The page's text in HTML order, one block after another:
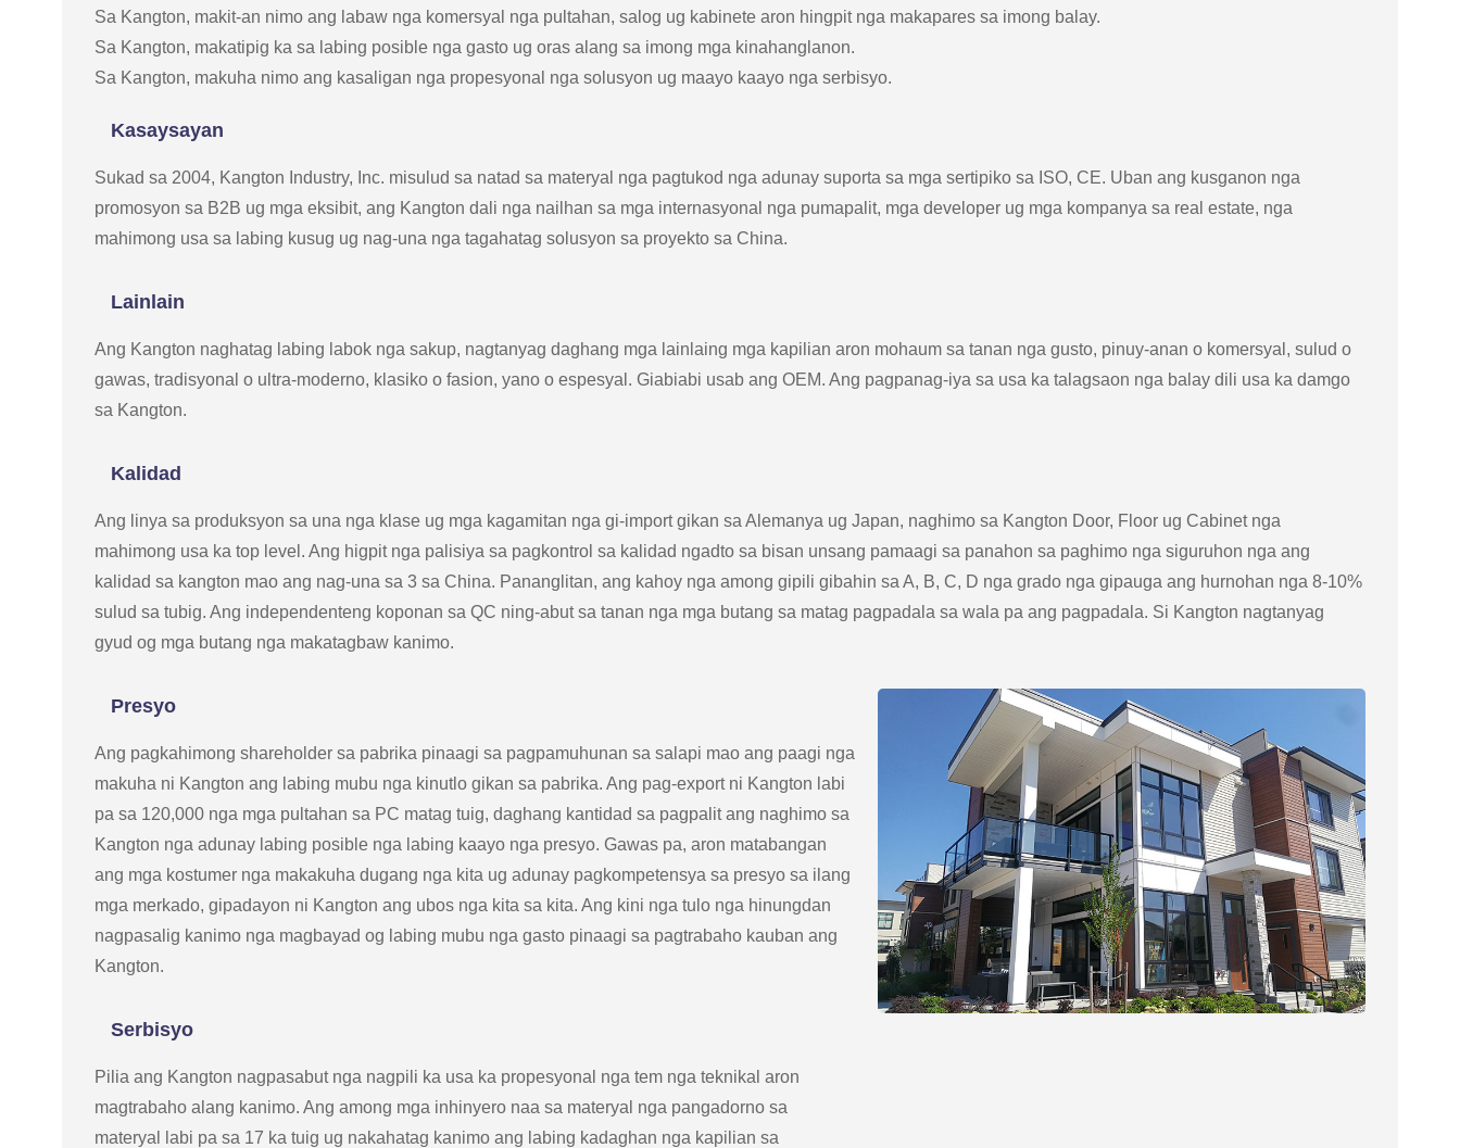
Sa Kangton, makit-an nimo ang labaw nga komersyal nga pultahan, salog ug kabinete aron hingpit nga makapares sa imong balay.
Sa Kangton, makatipig ka sa labing posible nga gasto ug oras alang sa imong mga kinahanglanon.
Sa Kangton, makuha nimo ang kasaligan nga propesyonal nga solusyon ug maayo kaayo nga serbisyo.
Kasaysayan
Sukad sa 2004, Kangton Industry, Inc. misulud sa natad sa materyal nga pagtukod nga adunay suporta sa mga sertipiko sa ISO, CE. Uban ang kusganon nga
promosyon sa B2B ug mga eksibit, ang Kangton dali nga nailhan sa mga internasyonal nga pumapalit, mga developer ug mga kompanya sa real estate, nga
mahimong usa sa labing kusug ug nag-una nga tagahatag solusyon sa proyekto sa China.
Lainlain
Ang Kangton naghatag labing labok nga sakup, nagtanyag daghang mga lainlaing mga kapilian aron mohaum sa tanan nga gusto, pinuy-anan o komersyal, sulud o
gawas, tradisyonal o ultra-moderno, klasiko o fasion, yano o espesyal. Giabiabi usab ang OEM. Ang pagpanag-iya sa usa ka talagsaon nga balay dili usa ka damgo
sa Kangton.
Kalidad
Ang linya sa produksyon sa una nga klase ug mga kagamitan nga gi-import gikan sa Alemanya ug Japan, naghimo sa Kangton Door, Floor ug Cabinet nga
mahimong usa ka top level. Ang higpit nga palisiya sa pagkontrol sa kalidad ngadto sa bisan unsang pamaagi sa panahon sa paghimo nga siguruhon nga ang
kalidad sa kangton mao ang nag-una sa 3 sa China. Pananglitan, ang kahoy nga among gipili gibahin sa A, B, C, D nga grado nga gipauga ang hurnohan nga 8-10%
sulud sa tubig. Ang independenteng koponan sa QC ning-abut sa tanan nga mga butang sa matag pagpadala sa wala pa ang pagpadala. Si Kangton nagtanyag
gyud og mga butang nga makatagbaw kanimo.
Presyo
Ang pagkahimong shareholder sa pabrika pinaagi sa pagpamuhunan sa salapi mao ang paagi nga
makuha ni Kangton ang labing mubu nga kinutlo gikan sa pabrika. Ang pag-export ni Kangton labi
pa sa 120,000 nga mga pultahan sa PC matag tuig, daghang kantidad sa pagpalit ang naghimo sa
Kangton nga adunay labing posible nga labing kaayo nga presyo. Gawas pa, aron matabangan
ang mga kostumer nga makakuha dugang nga kita ug adunay pagkompetensya sa presyo sa ilang
mga merkado, gipadayon ni Kangton ang ubos nga kita sa kita. Ang kini nga tulo nga hinungdan
nagpasalig kanimo nga magbayad og labing mubu nga gasto pinaagi sa pagtrabaho kauban ang
Kangton.
Serbisyo
Pilia ang Kangton nagpasabut nga nagpili ka usa ka propesyonal nga tem nga teknikal aron
magtrabaho alang kanimo. Ang among mga inhinyero naa sa materyal nga pangadorno sa
materyal labi pa sa 17 ka tuig ug nakahatag kanimo ang labing kadaghan nga kapilian sa